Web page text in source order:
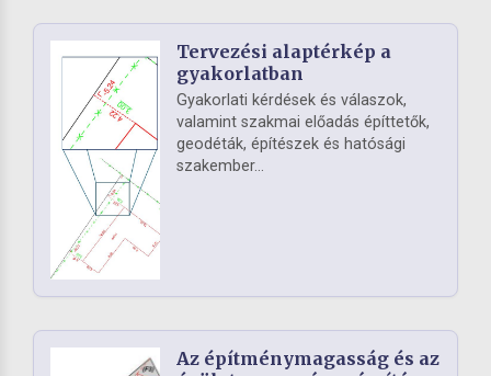
Tervezési alaptérkép a
gyakorlatban
Gyakorlati kérdések és válaszok,
valamint szakmai előadás építtetők,
geodéták, építészek és hatósági
szakember...
Az építménymagasság és az